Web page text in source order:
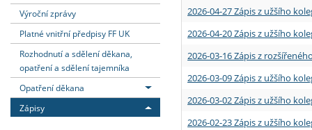
Absolventi fakulty
Vyjíždějící zaměstnanci
Výroční zprávy
Platné vnitřní předpisy FF UK
Rozhodnutí a sdělení děkana,
opatření a sdělení tajemníka
Opatření děkana
Zápisy
2026-04-27 Zápis z užšího
2026-04-20 Zápis z užšího
2026-03-16 Zápis z
2026-03-09 Zápis z užšího
2026-03-02 Zápis z užšího
2026-02-23 Zápis z užšího